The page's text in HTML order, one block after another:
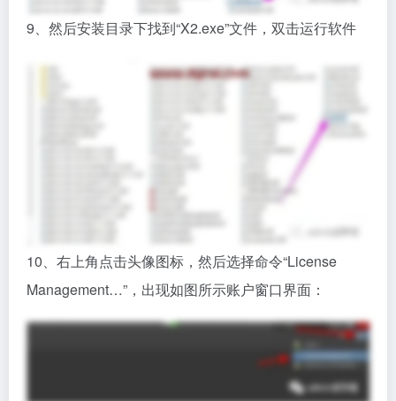
9、然后安装目录下找到“X2.exe”文件，双击运行软件
10、右上角点击头像图标，然后选择命令“License
Management…”，出现如图所示账户窗口界面：